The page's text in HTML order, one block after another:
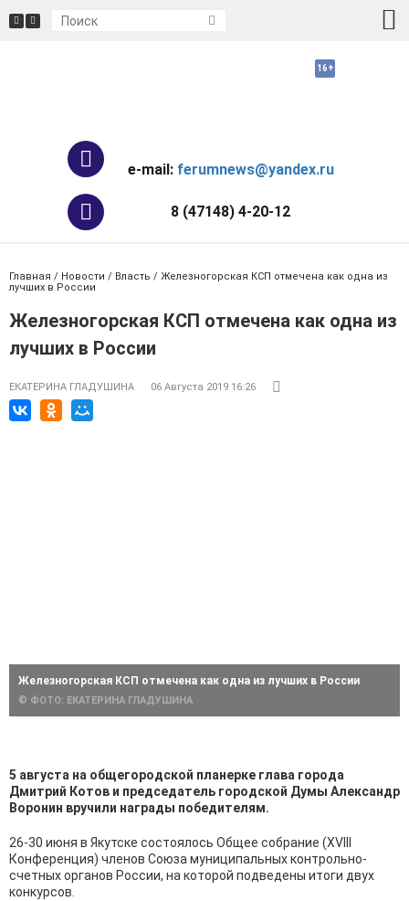
e-mail: ferumnews@yandex.ru
8 (47148) 4-20-12
Главная / Новости / Власть / Железногорская КСП отмечена как одна из
лучших в России
Железногорская КСП отмечена как одна из
лучших в России
ЕКАТЕРИНА ГЛАДУШИНА 06 Августа 2019 16:26
Железногорская КСП отмечена как одна из лучших в России
© ФОТО: ЕКАТЕРИНА ГЛАДУШИНА
5 августа на общегородской планерке глава города
Дмитрий Котов и председатель городской Думы Александр
Воронин вручили награды победителям.
26-30 июня в Якутске состоялось Общее собрание (XVIII
Конференция) членов Союза муниципальных контрольно-
счетных органов России, на которой подведены итоги двух
конкурсов.